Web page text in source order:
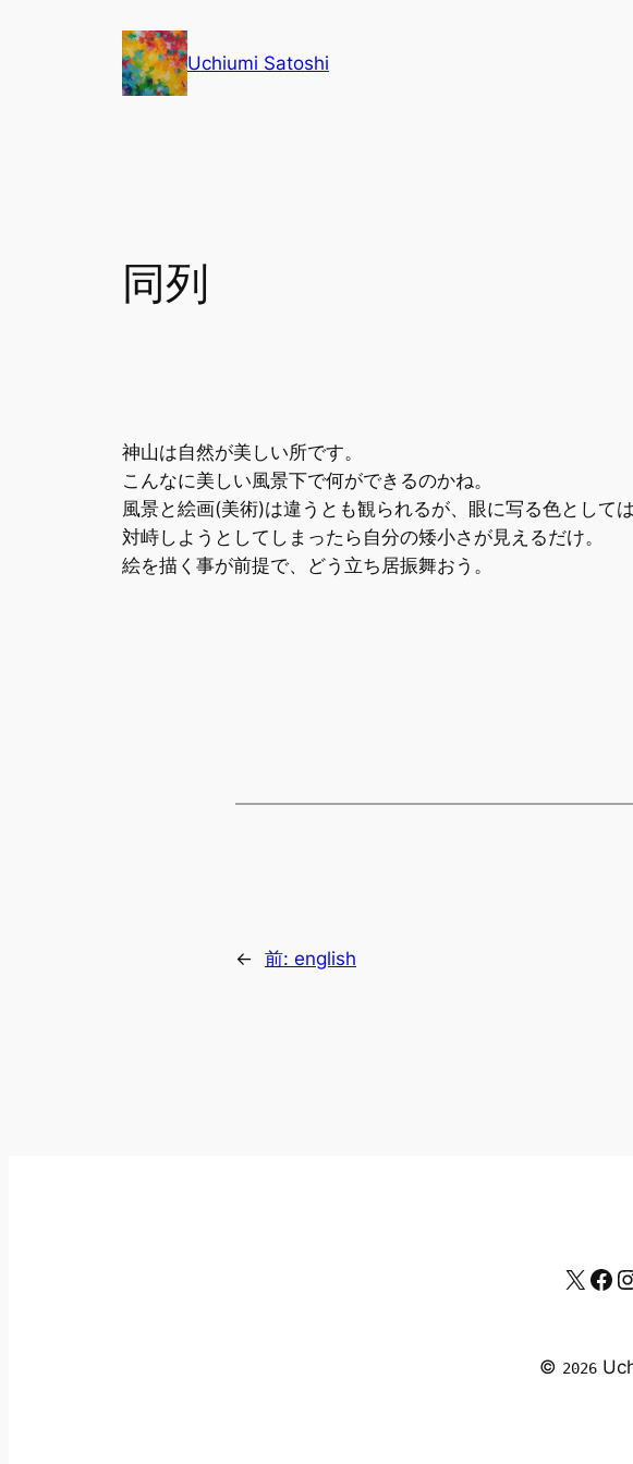
Uchiumi Satoshi
同列
神山は自然が美しい所です。
こんなに美しい風景下で何ができるのかね。
風景と絵画(美術)は違うとも観られるが、眼に写る色として
対峙しようとしてしまったら自分の矮小さが見えるだけ。
絵を描く事が前提で、どう立ち居振舞おう。
← 前: english
X
© 2026